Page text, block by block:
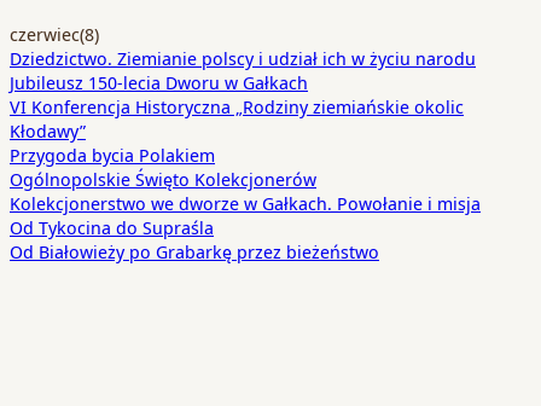
czerwiec(8)
Dziedzictwo. Ziemianie polscy i udział ich w życiu narodu
Jubileusz 150-lecia Dworu w Gałkach
VI Konferencja Historyczna „Rodziny ziemiańskie okolic
Kłodawy”
Przygoda bycia Polakiem
Ogólnopolskie Święto Kolekcjonerów
Kolekcjonerstwo we dworze w Gałkach. Powołanie i misja
Od Tykocina do Supraśla
Od Białowieży po Grabarkę przez bieżeństwo